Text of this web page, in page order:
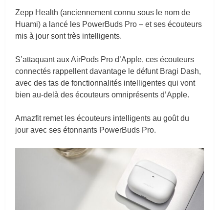
Zepp Health (anciennement connu sous le nom de
Huami) a lancé les PowerBuds Pro – et ses écouteurs
mis à jour sont très intelligents.
S’attaquant aux AirPods Pro d’Apple, ces écouteurs
connectés rappellent davantage le défunt Bragi Dash,
avec des tas de fonctionnalités intelligentes qui vont
bien au-delà des écouteurs omniprésents d’Apple.
Amazfit remet les écouteurs intelligents au goût du
jour avec ses étonnants PowerBuds Pro.